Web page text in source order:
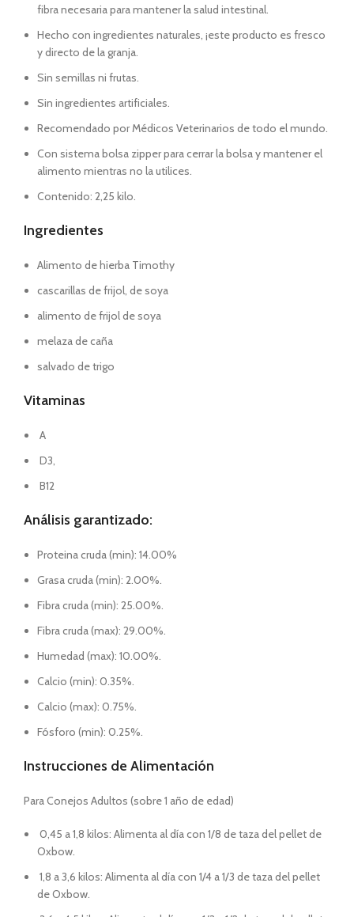
fibra necesaria para mantener la salud intestinal.
Hecho con ingredientes naturales, ¡este producto es fresco
y directo de la granja.
Sin semillas ni frutas.
Sin ingredientes artificiales.
Recomendado por Médicos Veterinarios de todo el mundo.
Con sistema bolsa zipper para cerrar la bolsa y mantener el
alimento mientras no la utilices.
Contenido: 2,25 kilo.
Ingredientes
Alimento de hierba Timothy
cascarillas de frijol, de soya
alimento de frijol de soya
melaza de caña
salvado de trigo
Vitaminas
A
D3,
B12
Análisis garantizado:
Proteina cruda (min): 14.00%
Grasa cruda (min): 2.00%.
Fibra cruda (min): 25.00%.
Fibra cruda (max): 29.00%.
Humedad (max): 10.00%.
Calcio (min): 0.35%.
Calcio (max): 0.75%.
Fósforo (min): 0.25%.
Instrucciones de Alimentación
Para Conejos Adultos (sobre 1 año de edad)
0,45 a 1,8 kilos: Alimenta al día con 1/8 de taza del pellet de
Oxbow.
1,8 a 3,6 kilos: Alimenta al día con 1/4 a 1/3 de taza del pellet
de Oxbow.